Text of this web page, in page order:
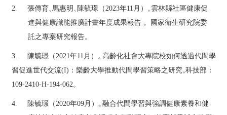
2. 張傳育、 馬惠明 、 陳毓璟（2023年11 月） 。 雲林縣社區健康促
進與健康識能推廣計畫年度成果報告 。國家衛生研究院委
託之專案研究報告。
3. 陳毓璟（2021年11 月） 。 高齡化社會大專院校如何透過代間學
習促進世代交流(I) ：樂齡大學推動代間學習策略之研究。科技部 ：
109-2410-H-194-062。
4. 陳毓璟（2020年09月） 。 融合代間學習與強調健康素養和健